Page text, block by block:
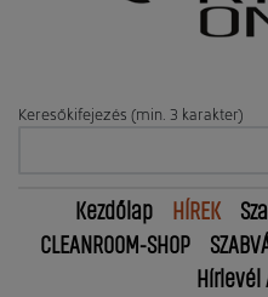
Keresőkifejezés (min. 3 karakter)
Kezdőlap HÍREK
CLEANROOM-SHOP